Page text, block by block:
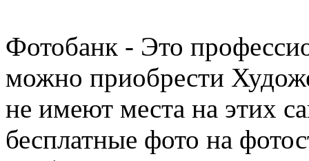
Фотобанк - Это
можно приобрести
не имеют места на этих
бесплатные фото на